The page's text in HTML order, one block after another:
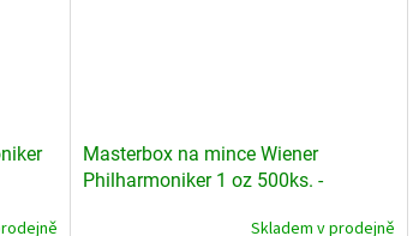
Masterbox na mince Wiener
Philharmoniker 1 oz 500ks. -
Skladem v prodejně